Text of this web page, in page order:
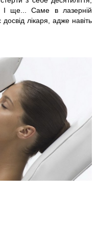
І ще... Саме в лазерній
лікаря, адже навіть